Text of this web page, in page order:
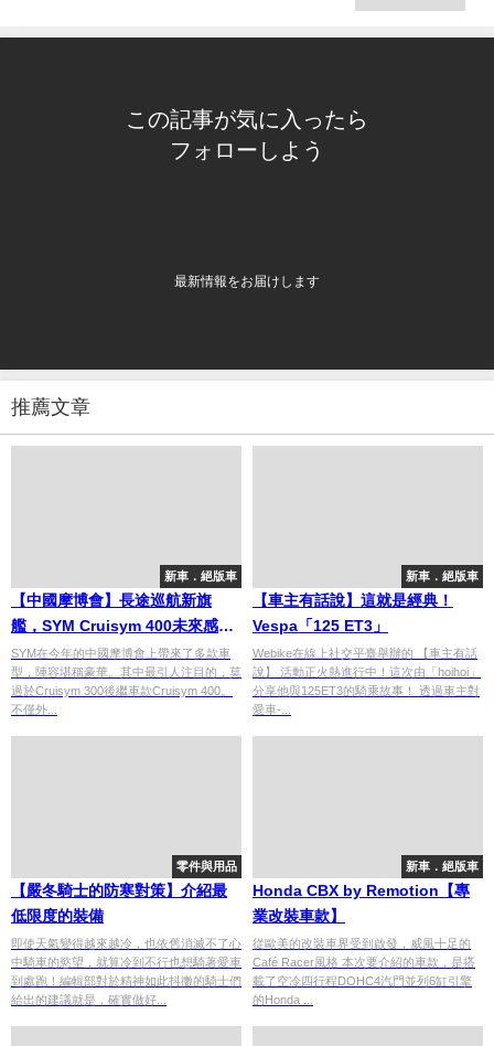
この記事が気に入ったら
フォローしよう
最新情報をお届けします
推薦文章
新車．絕版車
【中國摩博會】長途巡航新旗
艦，SYM Cruisym 400未來感爆
棚，動力配備升級！
SYM在今年的中國摩博會上帶來了多款車
型，陣容堪稱豪華。其中最引人注目的，莫
過於Cruisym 300後繼車款Cruisym 400。
不僅外...
新車．絕版車
【車主有話說】這就是經典！
Vespa「125 ET3」
Webike在線上社交平臺舉辦的 【車主有話
說】 活動正火熱進行中！這次由「hoihoi」
分享他與125ET3的騎乘故事！ 透過車主對
愛車-...
零件與用品
【嚴冬騎士的防寒對策】介紹最
低限度的裝備
即使天氣變得越來越冷，也依舊消滅不了心
中騎車的慾望，就算冷到不行也想騎著愛車
到處跑！編輯部對於精神如此抖擻的騎士們
給出的建議就是，確實做好...
新車．絕版車
Honda CBX by Remotion【專
業改裝車款】
從歐美的改裝車界受到啟發，威風十足的
Café Racer風格 本次要介紹的車款，是搭
載了空冷四行程DOHC4汽門並列6缸引擎
的Honda ...